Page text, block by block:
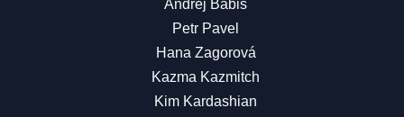
Andrej Babiš
Petr Pavel
Hana Zagorová
Kazma Kazmitch
Kim Kardashian